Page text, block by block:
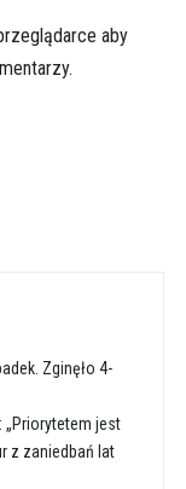
aby
Zginęło 4-
„Priorytetem jest
z zaniedbań lat